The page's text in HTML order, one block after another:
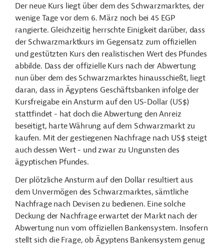
Der neue Kurs liegt über dem des Schwarzmarktes, der
wenige Tage vor dem 6. März noch bei 45 EGP
rangierte. Gleichzeitig herrschte Einigkeit darüber, dass
der Schwarzmarktkurs im Gegensatz zum offiziellen
und gestützten Kurs den realistischen Wert des Pfundes
abbilde. Dass der offizielle Kurs nach der Abwertung
nun über dem des Schwarzmarktes hinausschießt, liegt
daran, dass in Ägyptens Geschäftsbanken infolge der
Kursfreigabe ein Ansturm auf den US-Dollar (US$)
stattfindet - hat doch die Abwertung den Anreiz
beseitigt, harte Währung auf dem Schwarzmarkt zu
kaufen. Mit der gestiegenen Nachfrage nach US$ steigt
auch dessen Wert - und zwar zu Ungunsten des
ägyptischen Pfundes.
Der plötzliche Ansturm auf den Dollar resultiert aus
dem Unvermögen des Schwarzmarktes, sämtliche
Nachfrage nach Devisen zu bedienen. Eine solche
Deckung der Nachfrage erwartet der Markt nach der
Abwertung nun vom offiziellen Bankensystem. Insofern
stellt sich die Frage, ob Ägyptens Bankensystem genug